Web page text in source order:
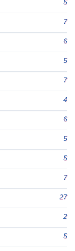
5
7
6
5
7
4
6
5
5
7
27
2
5